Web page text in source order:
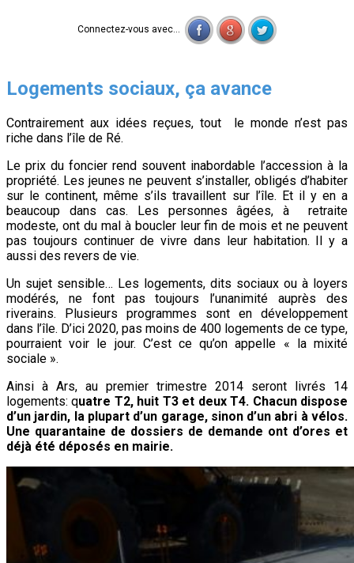
Connectez-vous avec...
Logements sociaux, ça avance
Contrairement aux idées reçues, tout le monde n’est pas
riche dans l’île de Ré.
Le prix du foncier rend souvent inabordable l’accession à la
propriété. Les jeunes ne peuvent s’installer, obligés d’habiter
sur le continent, même s’ils travaillent sur l’île. Et il y en a
beaucoup dans cas. Les personnes âgées, à retraite
modeste, ont du mal à boucler leur fin de mois et ne peuvent
pas toujours continuer de vivre dans leur habitation. Il y a
aussi des revers de vie.
Un sujet sensible… Les logements, dits sociaux ou à loyers
modérés, ne font pas toujours l’unanimité auprès des
riverains. Plusieurs programmes sont en développement
dans l’île. D’ici 2020, pas moins de 400 logements de ce type,
pourraient voir le jour. C’est ce qu’on appelle « la mixité
sociale ».
Ainsi à Ars, au premier trimestre 2014 seront livrés 14
logements: quatre T2, huit T3 et deux T4. Chacun dispose
d’un jardin, la plupart d’un garage, sinon d’un abri à vélos.
Une quarantaine de dossiers de demande ont d’ores et
déjà été déposés en mairie.